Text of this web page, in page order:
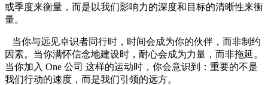
或季度来衡量，而是以我们影响力的深度和目标的清晰性来衡
量。
当你与远见卓识者同行时，时间会成为你的伙伴，而非制约
因素。当你满怀信念地建设时，耐心会成为力量，而非拖延。
当你加入 One 公司 这样的运动时，你会意识到：重要的不是
我们行动的速度，而是我们引领的远方。